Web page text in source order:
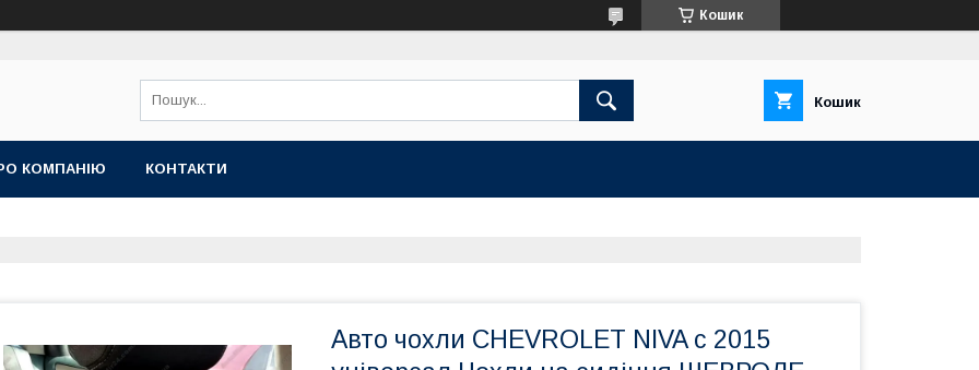
Кошик
Кошик
КОМПАНІЮ КОНТАКТИ
Авто чохли CHEVROLET NIVA с 2015